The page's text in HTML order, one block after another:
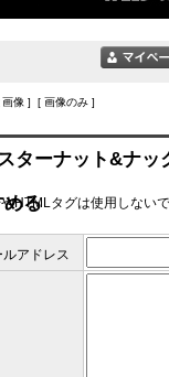
像 ] [ 画像のみ ]
スターナット&ナ
める
HTMLタグは使用しないで
アドレス